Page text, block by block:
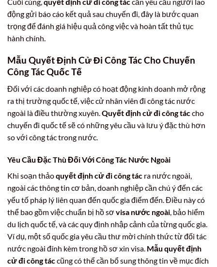
Cuối cùng,quyết định cử đi công táccần yêu cầu người lao
động gửi báo cáo kết quả sau chuyến đi, đây là bước quan
trọng để đánh giá hiệu quả công việc và hoàn tất thủ tục
hành chính.
Mẫu Quyết Định Cử Đi Công Tác Cho Chuyến
Công Tác Quốc Tế
Đối với các doanh nghiệp có hoạt động kinh doanh mở rộng
ra thị trường quốc tế, việc cử nhân viên đi công tác nước
ngoài là điều thường xuyên.Quyết định cử đi công táccho
chuyến đi quốc tế sẽ có những yêu cầu và lưu ý đặc thù hơn
so với công tác trong nước.
Yêu Cầu Đặc Thù Đối Với Công Tác Nước Ngoài
Khi soạn thảoquyết định cử đi công tác ra nước ngoài,
ngoài các thông tin cơ bản, doanh nghiệp cần chú ý đến các
yếu tố pháp lý liên quan đến quốc gia điểm đến. Điều này có
thể bao gồm việc chuẩn bị hồ sơ visa nước ngoài , bảo hiểm
du lịch quốc tế, và các quy định nhập cảnh của từng quốc gia.
Ví dụ, một số quốc gia yêu cầu thư mời chính thức từ đối tác
nước ngoài đính kèm trong hồ sơ xin visa. Mẫu quyết định
cử đi công táccũng có thể cần bổ sung thông tin về mục đích